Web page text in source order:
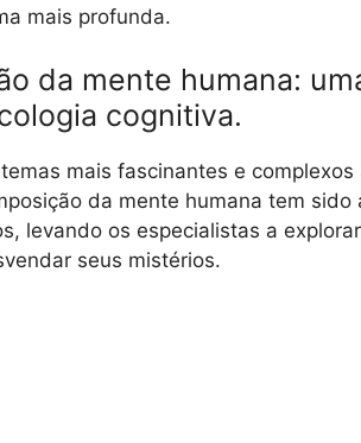
mais profunda.
da mente humana:
cognitiva.
mais fascinantes e
da mente humana tem
levando os especialistas a
seus mistérios.